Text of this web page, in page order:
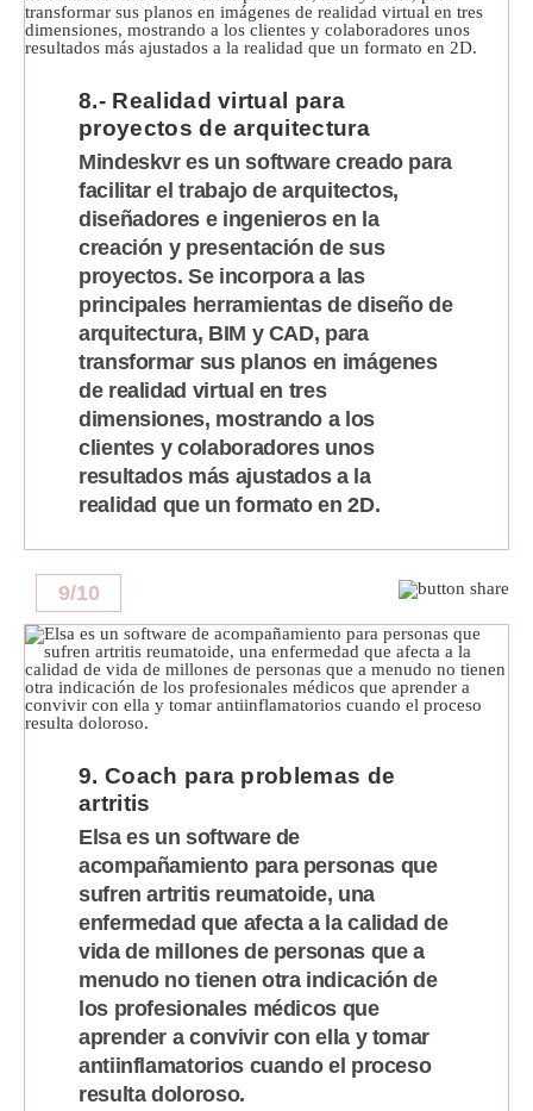
8.- Realidad virtual para
proyectos de arquitectura
Mindeskvr es un software creado para
facilitar el trabajo de arquitectos,
diseñadores e ingenieros en la
creación y presentación de sus
proyectos. Se incorpora a las
principales herramientas de diseño de
arquitectura, BIM y CAD, para
transformar sus planos en imágenes
de realidad virtual en tres
dimensiones, mostrando a los
clientes y colaboradores unos
resultados más ajustados a la
realidad que un formato en 2D.
9/10
9. Coach para problemas de
artritis
Elsa es un software de
acompañamiento para personas que
sufren artritis reumatoide, una
enfermedad que afecta a la calidad de
vida de millones de personas que a
menudo no tienen otra indicación de
los profesionales médicos que
aprender a convivir con ella y tomar
antiinflamatorios cuando el proceso
resulta doloroso.